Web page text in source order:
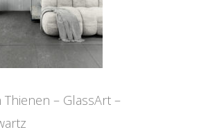
Thienen – GlassArt –